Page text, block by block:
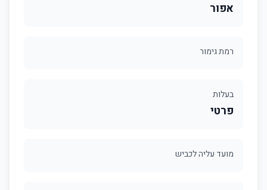
אפור
רמת גימור
בעלות
פרטי
מועד עליה לכביש